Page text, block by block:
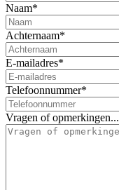
Naam*
Achternaam*
E-mailadres*
Telefoonnummer*
Vragen of opmerkingen...